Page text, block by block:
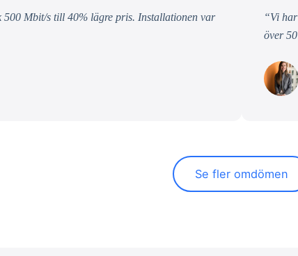
Mbit/s till 40% lägre pris. Installationen var
“Vi
över
Se fler omdömen